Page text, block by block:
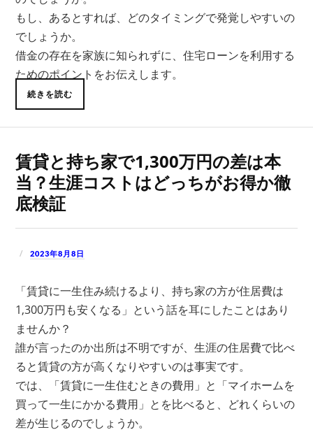
もし、あるとすれば、どのタイミングで発覚しやすいの
でしょうか。
借金の存在を家族に知られずに、住宅ローンを利用する
ためのポイントをお伝えします。
続きを読む
賃貸と持ち家で1,300万円の差は本
当？生涯コストはどっちがお得か徹
底検証
2023年8月8日
「賃貸に一生住み続けるより、持ち家の方が住居費は
1,300万円も安くなる」という話を耳にしたことはあり
ませんか？
誰が言ったのか出所は不明ですが、生涯の住居費で比べ
ると賃貸の方が高くなりやすいのは事実です。
では、「賃貸に一生住むときの費用」と「マイホームを
買って一生にかかる費用」とを比べると、どれくらいの
差が生じるのでしょうか。